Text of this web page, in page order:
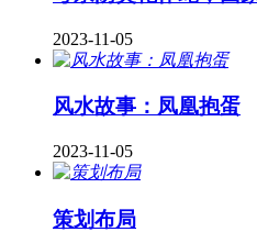
2023-11-05
风水故事：凤凰抱蛋
2023-11-05
策划布局